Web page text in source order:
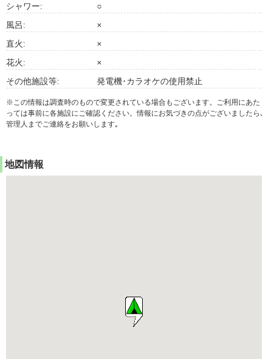
シャワー:
○
風呂:
×
直火:
×
花火:
×
その他施設等:
発電機･カラオケの使用禁止
※この情報は調査時のもので変更されている場合もございます。ご利用にあた
っては事前に各施設にご確認ください。情報にお気づきの点がございましたら､
管理人までご連絡をお願いします｡
地図情報